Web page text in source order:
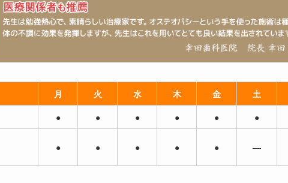
月 火 水 木 金 土
● ● ● ● ● ●
● ● ● ● ● ―